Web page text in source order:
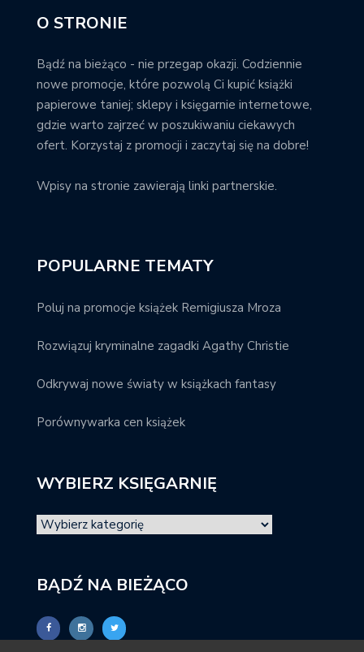
O STRONIE
Bądź na bieżąco - nie przegap okazji. Codziennie
nowe promocje, które pozwolą Ci kupić książki
papierowe taniej; sklepy i księgarnie internetowe,
gdzie warto zajrzeć w poszukiwaniu ciekawych
ofert. Korzystaj z promocji i zaczytaj się na dobre!
Wpisy na stronie zawierają linki partnerskie.
POPULARNE TEMATY
Poluj na promocje książek Remigiusza Mroza
Rozwiązuj kryminalne zagadki Agathy Christie
Odkrywaj nowe światy w książkach fantasy
Porównywarka cen książek
WYBIERZ KSIĘGARNIĘ
BĄDŹ NA BIEŻĄCO